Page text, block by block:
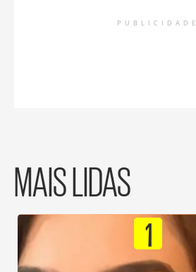
PUBLICIDADE
MAIS LIDAS
1